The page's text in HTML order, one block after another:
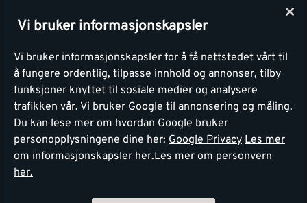
Vi bruker informasjonskapsler
Vi bruker informasjonskapsler for å få nettstedet vårt til
å fungere ordentlig, tilpasse innhold og annonser, tilby
funksjoner knyttet til sosiale medier og analysere
trafikken vår. Vi bruker Google til annonsering og måling.
Du kan lese mer om hvordan Google bruker
personopplysningene dine her: Google Privacy Les mer
om informasjonskapsler her.Les mer om personvern
her.